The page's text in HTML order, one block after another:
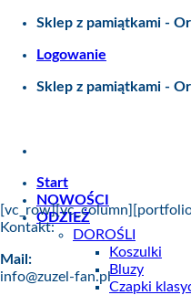
Skip
content
Sklep z pamiątkami -
Logowanie
Sklep z pamiątkami -
Start
NOWOŚCI
ODZIEŻ
DOROŚLI
Koszulki
Bluzy
Czapki
Kontakt:
Mail:
info@zuzel-fan.pl